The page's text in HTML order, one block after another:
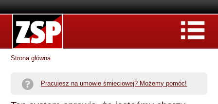
Strona główna
Pracujesz na umowie śmieciowej? Możemy pomóc!